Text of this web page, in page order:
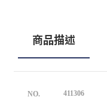
商品描述
NO. 411306